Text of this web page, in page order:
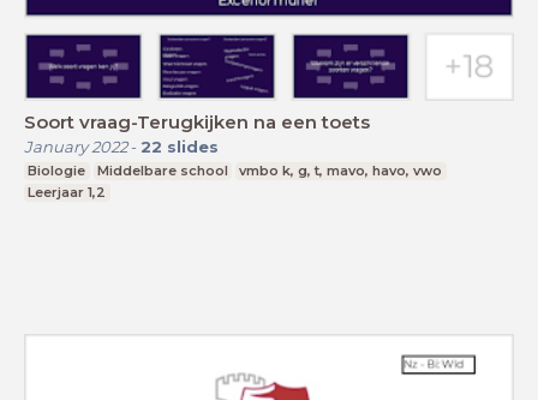
Soort vraag-Terugkijken na een toets
January 2022- 22 slides
Biologie Middelbare school
vmbo k, g, t, mavo, havo, vwo
Leerjaar 1,2